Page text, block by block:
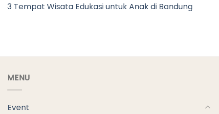
3 Tempat Wisata Edukasi untuk Anak di Bandung
MENU
Event